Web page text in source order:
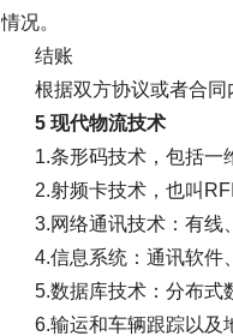
情况。
结账
根据双方协议或者合同
5 现代物流技术
1.条形码技术，包括一
2.射频卡技术，也叫
3.网络通讯技术：有线
4.信息系统：通讯软件
5.数据库技术：分布式
6.输运和车辆跟踪以及